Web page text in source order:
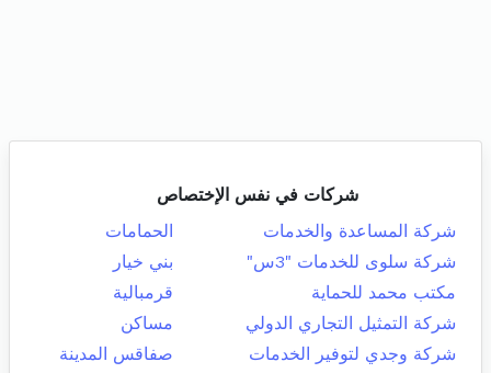
شركات في نفس الإختصاص
شركة المساعدة والخدمات
الحمامات
شركة سلوى للخدمات "3س"
بني خيار
مكتب محمد للحماية
قرمبالية
شركة التمثيل التجاري الدولي
مساكن
شركة وجدي لتوفير الخدمات
صفاقس المدينة